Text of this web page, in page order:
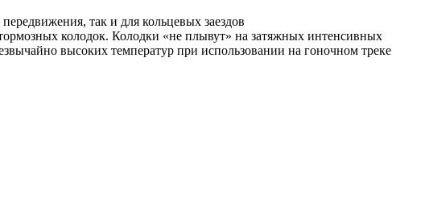
так и для кольцевых заездов
колодок. Колодки «не плывут» на затяжных интенсивных
высоких температур при использовании на гоночном треке